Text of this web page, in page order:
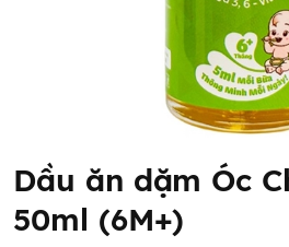
Dầu ăn dặm Óc
50ml (6M+)